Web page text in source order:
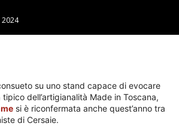
su uno stand capace di evocare
dell’artigianalità Made in Toscana,
si è riconfermata anche quest’anno tra
di Cersaie.